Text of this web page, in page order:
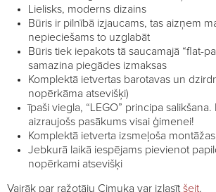
Lielisks, moderns dizains
Būris ir pilnībā izjaucams, tas aizņem
nepieciešams to uzglabāt
Būris tiek iepakots tā saucamajā “flat-
samazina piegādes izmaksas
Komplektā ietvertas barotavas un
nopērkāma atsevišķi)
īpaši viegla, “LEGO” principa
aizraujošs pasākums visai ģimenei!
Komplektā ietverta izsmeļoša
Jebkurā laikā iespējams pievienot
nopērkami atsevišķi
Vairāk par ražotāju Cimuka var izlasīt šeit.